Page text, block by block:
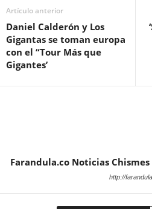
Artículo anterior
Daniel Calderón y Los
Gigantas se toman europa
con el “Tour Más que
Gigantes’
Farandula.co Noticias
http://